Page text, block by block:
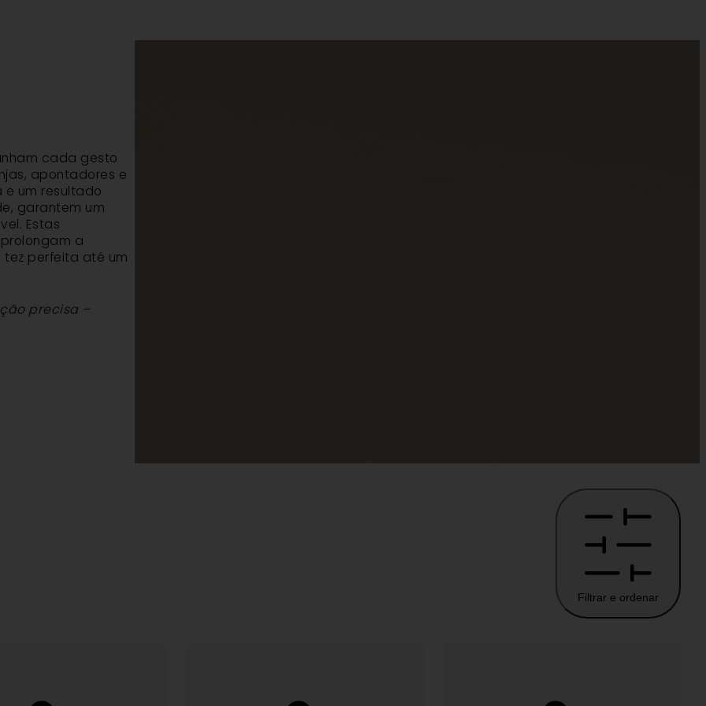
cada gesto
apontadores e
um resultado
garantem um
Estas
a
tez perfeita até um
precisa –
Filtrar e ordenar